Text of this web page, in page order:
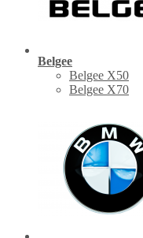
Belgee
Belgee X50
Belgee X70